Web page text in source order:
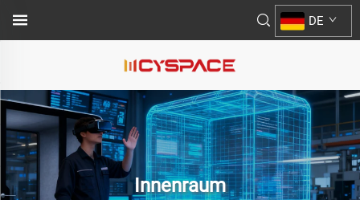
DE
Innenraum